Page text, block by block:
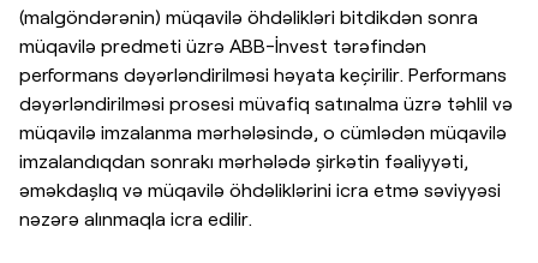
(malgöndərənin) müqavilə öhdəlikləri bitdikdən sonra
müqavilə predmeti üzrə ABB-İnvest tərəfindən
performans dəyərləndirilməsi həyata keçirilir. Performans
dəyərləndirilməsi prosesi müvafiq satınalma üzrə təhlil və
müqavilə imzalanma mərhələsində, o cümlədən müqavilə
imzalandıqdan sonrakı mərhələdə şirkətin fəaliyyəti,
əməkdaşlıq və müqavilə öhdəliklərini icra etmə səviyyəsi
nəzərə alınmaqla icra edilir.